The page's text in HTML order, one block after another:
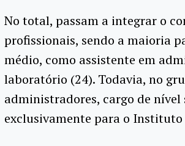
No total, passam a integrar o
profissionais, sendo a maioria
médio, como assistente em
laboratório (24). Todavia, no
administradores, cargo de nível
exclusivamente para o Instituto